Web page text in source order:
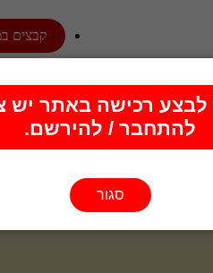
לבצע רכישה באתר יש
להתחבר / להירשם.
סגור
קבצים